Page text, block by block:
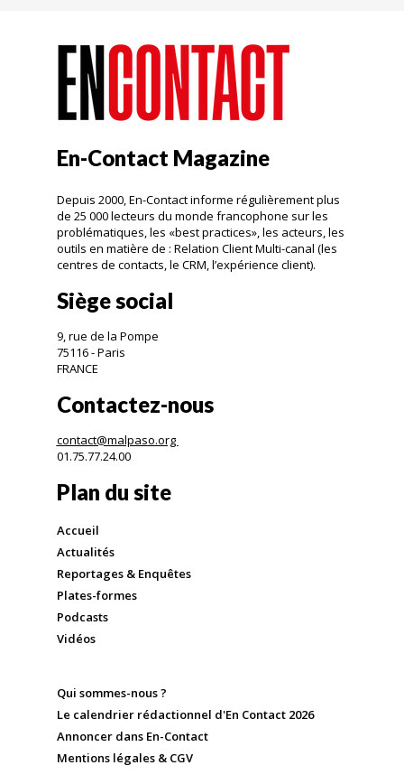
En-Contact Magazine
Depuis 2000, En-Contact informe régulièrement plus
de 25 000 lecteurs du monde francophone sur les
problématiques, les «best practices», les acteurs, les
outils en matière de : Relation Client Multi-canal (les
centres de contacts, le CRM, l’expérience client).
Siège social
9, rue de la Pompe
75116 - Paris
FRANCE
Contactez-nous
contact@malpaso.org
01.75.77.24.00
Plan du site
Accueil
Actualités
Reportages & Enquêtes
Plates-formes
Podcasts
Vidéos
Qui sommes-nous ?
Le calendrier rédactionnel d'En Contact 2026
Annoncer dans En-Contact
Mentions légales & CGV